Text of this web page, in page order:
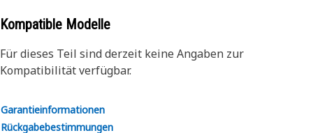
Kompatible Modelle
Für dieses Teil sind derzeit keine Angaben zur
Kompatibilität verfügbar.
Garantieinformationen
Rückgabebestimmungen